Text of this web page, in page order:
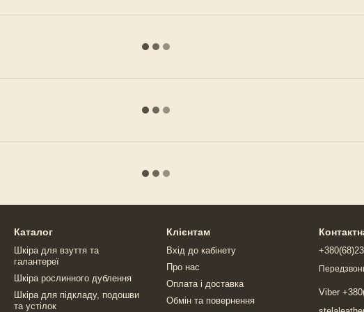
Каталог
Шкіра для взуття та
галантереї
Шкіра рослинного дублення
Шкіра для підкладу, подошви
та устілок
Клієнтам
Вхід до кабінету
Про нас
Оплата і доставка
Обмін та повернення
Viber